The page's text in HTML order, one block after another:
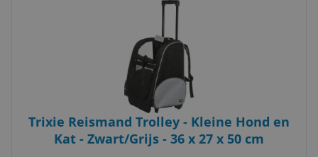
Trixie Reismand Trolley - Kleine Hond en
Kat - Zwart/Grijs - 36 x 27 x 50 cm